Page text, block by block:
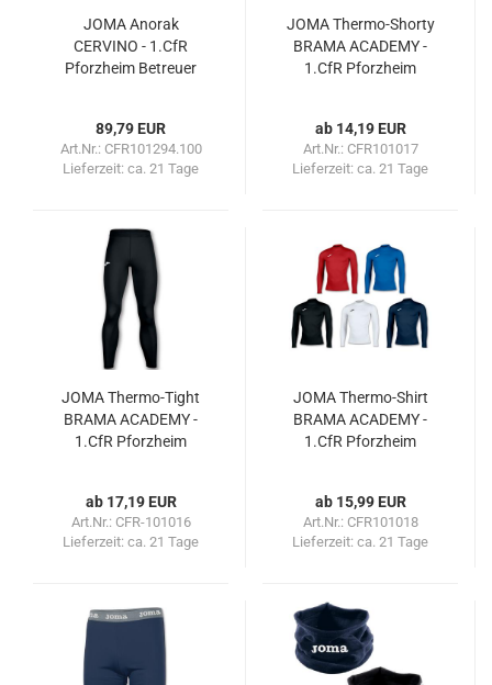
JOMA Anorak
CERVINO - 1.CfR
Pforzheim Betreuer
89,79 EUR
Art.Nr.: CFR101294.100
Lieferzeit: ca. 21 Tage
JOMA Thermo-Shorty
BRAMA ACADEMY -
1.CfR Pforzheim
ab 14,19 EUR
Art.Nr.: CFR101017
Lieferzeit: ca. 21 Tage
JOMA Thermo-Tight
BRAMA ACADEMY -
1.CfR Pforzheim
ab 17,19 EUR
Art.Nr.: CFR-101016
Lieferzeit: ca. 21 Tage
JOMA Thermo-Shirt
BRAMA ACADEMY -
1.CfR Pforzheim
ab 15,99 EUR
Art.Nr.: CFR101018
Lieferzeit: ca. 21 Tage